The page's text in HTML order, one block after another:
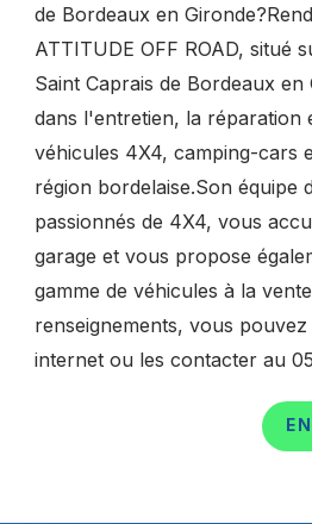
de Bordeaux en
ATTITUDE OFF ROAD, situé
Saint Caprais de Bordeaux en
dans l'entretien, la réparation
véhicules 4X4, camping-cars
région bordelaise.Son équipe
passionnés de 4X4, vous
garage et vous propose
gamme de véhicules à la
renseignements, vous
internet ou les contacter au